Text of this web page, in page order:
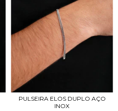
PULSEIRA ELOS DUPLO AÇO
INOX